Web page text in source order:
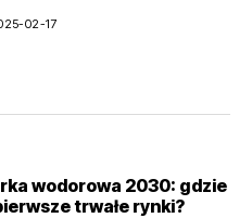
02-17
wodorowa 2030: gdzie
trwałe rynki?